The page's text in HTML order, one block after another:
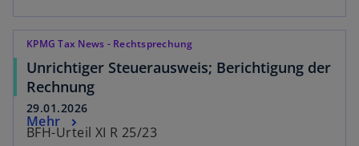
KPMG Tax News - Rechtsprechung
Unrichtiger Steuerausweis; Berichtigung der
Rechnung
29.01.2026
BFH-Urteil XI R 25/23
Mehr